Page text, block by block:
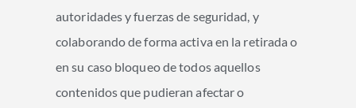
autoridades y fuerzas de seguridad, y
colaborando de forma activa en la retirada o
en su caso bloqueo de todos aquellos
contenidos que pudieran afectar o